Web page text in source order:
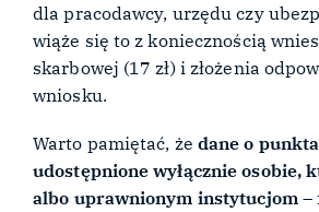
dla pracodawcy, urzędu czy
wiąże się to z koniecznością
skarbowej (17 zł) i złożenia
wniosku.
Warto pamiętać, że dane o
udostępnione wyłącznie osobie,
albo uprawnionym instytucjom –